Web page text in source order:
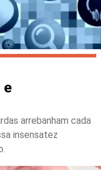
e
arrebanham cada
insensatez